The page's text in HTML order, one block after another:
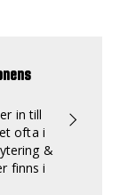
in till
ofta i
&
finns i